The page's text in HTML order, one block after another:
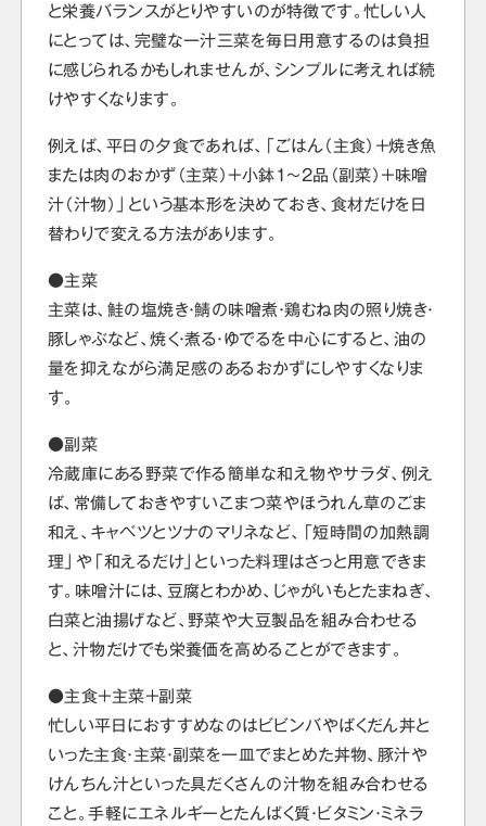
と栄養バランスがとりやすいのが特徴です。忙しい人
にとっては、完璧な一汁三菜を毎日用意するのは負担
に感じられるかもしれませんが、シンプルに考えれば続
けやすくなります。
例えば、平日の夕食であれば、「ごはん（主食）＋焼き魚
または肉のおかず（主菜）＋小鉢1〜2品（副菜）＋味噌
汁（汁物）」という基本形を決めておき、食材だけを日
替わりで変える方法があります。
●主菜
主菜は、鮭の塩焼き・鯖の味噌煮・鶏むね肉の照り焼き・
豚しゃぶなど、焼く・煮る・ゆでるを中心にすると、油の
量を抑えながら満足感のあるおかずにしやすくなりま
す。
●副菜
冷蔵庫にある野菜で作る簡単な和え物やサラダ、例え
ば、常備しておきやすいこまつ菜やほうれん草のごま
和え、キャベツとツナのマリネなど、「短時間の加熱調
理」や「和えるだけ」といった料理はさっと用意できま
す。味噌汁には、豆腐とわかめ、じゃがいもとたまねぎ、
白菜と油揚げなど、野菜や大豆製品を組み合わせる
と、汁物だけでも栄養価を高めることができます。
●主食＋主菜＋副菜
忙しい平日におすすめなのはビビンバやばくだん丼と
いった主食・主菜・副菜を一皿でまとめた丼物、豚汁や
けんちん汁といった具だくさんの汁物を組み合わせる
こと。手軽にエネルギーとたんぱく質・ビタミン・ミネラ